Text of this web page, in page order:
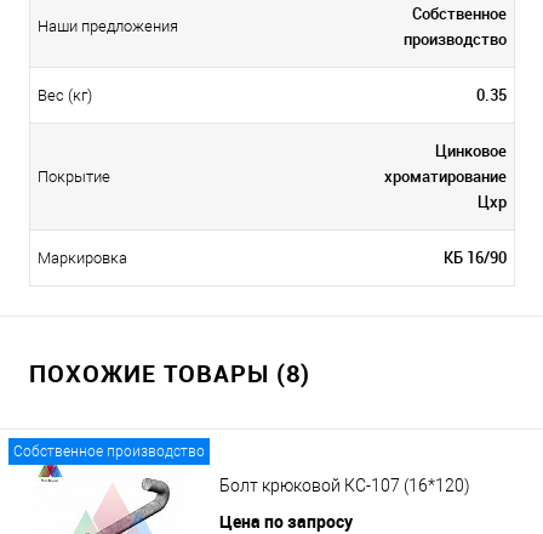
Наши предложения
Собственное
производство
Вес (кг) 0.35
Покрытие
Цинковое
хроматирование
Цхр
Маркировка КБ 16/90
ПОХОЖИЕ ТОВАРЫ (8)
Собственное производство
Болт крюковой КС-107 (16*120)
Цена по запросу